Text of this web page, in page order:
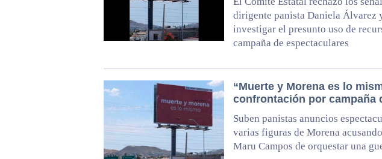
dirigente panista Daniela Álvarez
investigar el presunto uso de
campaña de espectaculares
“Muerte y Morena es lo
confrontación por campaña
Suben panistas anuncios
varias figuras de Morena
Maru Campos de orquestar una